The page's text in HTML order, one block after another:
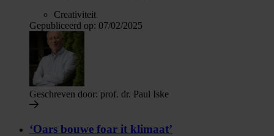
Creativiteit
Gepubliceerd op: 07/02/2025
Geschreven door: prof. dr. Paul Iske
‘Oars bouwe foar it klimaat’